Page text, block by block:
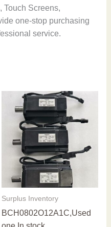
Touch Screens,
one-stop purchasing
service.
Surplus Inventory
BCH0802O12A1C,Used